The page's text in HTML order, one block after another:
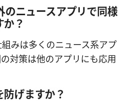
のニュースアプリで同様
？
みは多くのニュース系アプ
対策は他のアプリにも応用
げますか？